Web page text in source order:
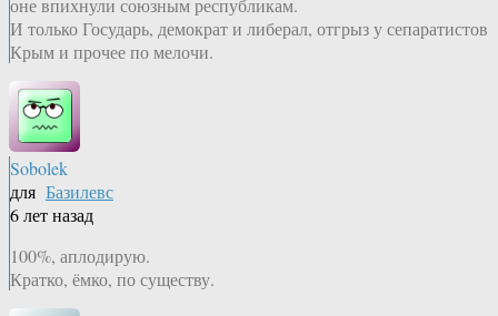
оне впихнули союзным республикам.
И только Государь, демократ и либерал, отгрыз у сепаратистов
Крым и прочее по мелочи.
Sobolek
для Базилевс
6 лет назад
100%, аплодирую.
Кратко, ёмко, по существу.